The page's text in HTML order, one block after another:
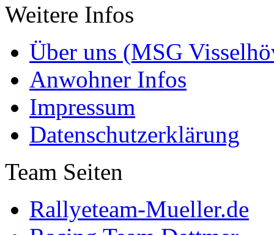
Weitere Infos
Über uns (MSG
Anwohner Infos
Impressum
Datenschutzerklärung
Team Seiten
Rallyeteam-Mueller.de